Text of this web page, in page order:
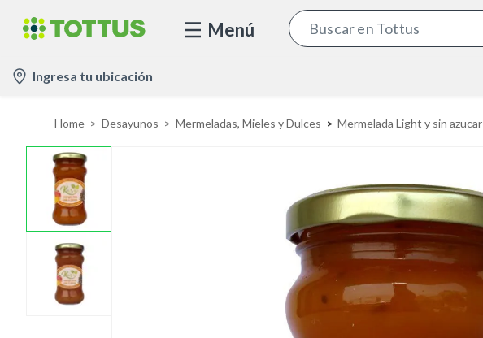
Menú
Ingresa tu ubicación
Home Desayunos Mermeladas, Mieles y Dulces Mermelada Light y sin azucar